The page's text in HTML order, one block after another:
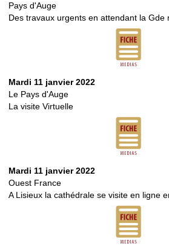
Pays d'Auge
Des travaux urgents en attendant la Gde
Mardi 11 janvier 2022
Le Pays d'Auge
La visite Virtuelle
Mardi 11 janvier 2022
Ouest France
A Lisieux la cathédrale se visite en ligne